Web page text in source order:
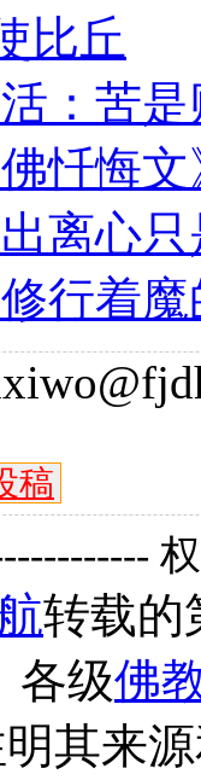
比丘
：苦是
忏悔
离心
行着
稿
转载的
各级佛
其来